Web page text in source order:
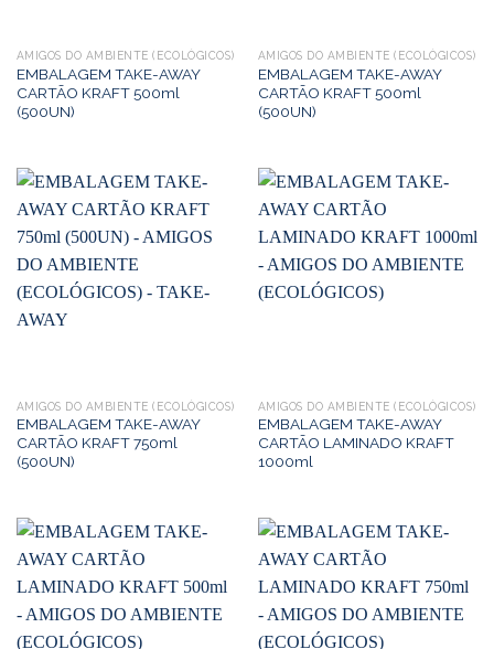
AMIGOS DO AMBIENTE (ECOLÓGICOS)
EMBALAGEM TAKE-AWAY
CARTÃO KRAFT 500ml
(500UN)
AMIGOS DO AMBIENTE (ECOLÓGICOS)
EMBALAGEM TAKE-AWAY
CARTÃO KRAFT 500ml
(500UN)
AMIGOS DO AMBIENTE (ECOLÓGICOS)
EMBALAGEM TAKE-AWAY
CARTÃO KRAFT 750ml
(500UN)
AMIGOS DO AMBIENTE (ECOLÓGICOS)
EMBALAGEM TAKE-AWAY
CARTÃO LAMINADO KRAFT
1000ml